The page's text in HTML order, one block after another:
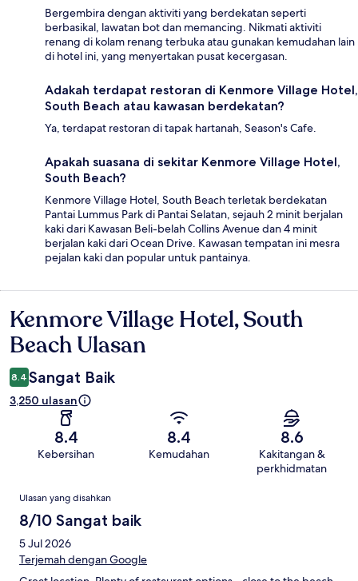
Bergembira dengan aktiviti yang berdekatan seperti
berbasikal, lawatan bot dan memancing. Nikmati aktiviti
renang di kolam renang terbuka atau gunakan kemudahan lain
di hotel ini, yang menyertakan pusat kecergasan.
Adakah terdapat restoran di Kenmore Village Hotel,
South Beach atau kawasan berdekatan?
Ya, terdapat restoran di tapak hartanah, Season's Cafe.
Apakah suasana di sekitar Kenmore Village Hotel,
South Beach?
Kenmore Village Hotel, South Beach terletak berdekatan
Pantai Lummus Park di Pantai Selatan, sejauh 2 minit berjalan
kaki dari Kawasan Beli-belah Collins Avenue dan 4 minit
berjalan kaki dari Ocean Drive. Kawasan tempatan ini mesra
pejalan kaki dan popular untuk pantainya.
Ulasan
Kenmore Village Hotel, South
Beach Ulasan
8.4 Sangat Baik
3,250 ulasan
8.4
Kebersihan
8.4
Kemudahan
8.6
Kakitangan &
perkhidmatan
Ulasan
Ulasan yang disahkan
8/10 Sangat baik
5 Jul 2026
Terjemah dengan Google